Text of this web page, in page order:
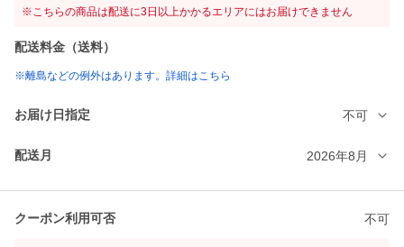
※こちらの商品は配送に3日以上かかるエリアにはお届けできません
配送料金（送料）
※離島などの例外はあります。詳細はこちら
お届け日指定 不可
配送月 2026年8月
クーポン利用可否 不可